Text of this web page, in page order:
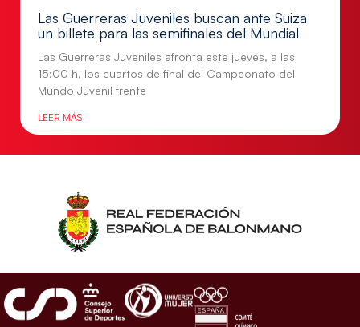
Las Guerreras Juveniles buscan ante Suiza
un billete para las semifinales del Mundial
Las Guerreras Juveniles afronta este jueves, a las
15:00 h, los cuartos de final del Campeonato del
Mundo Juvenil frente
LEER MÁS